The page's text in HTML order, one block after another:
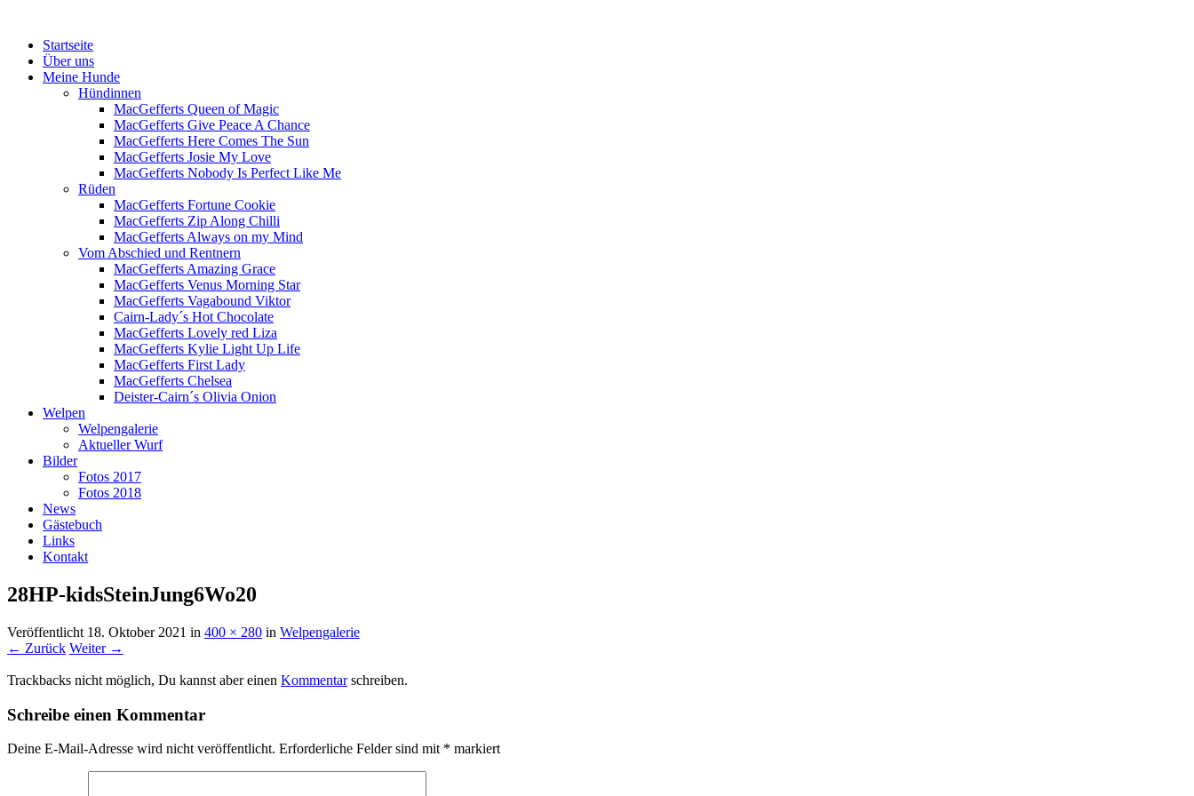
Menü
Zum
Inhalt
springen
Startseite
Über uns
Meine Hunde
Hündinnen
MacGefferts Queen of Magic
MacGefferts Give Peace A Chance
MacGefferts Here Comes The Sun
MacGefferts Josie My Love
MacGefferts Nobody Is Perfect Like Me
Rüden
MacGefferts Fortune Cookie
MacGefferts Zip Along Chilli
MacGefferts Always on my Mind
Vom Abschied und Rentnern
MacGefferts Amazing Grace
MacGefferts Venus Morning Star
MacGefferts Vagabound Viktor
Cairn-Lady´s Hot Chocolate
MacGefferts Lovely red Liza
MacGefferts Kylie Light Up Life
MacGefferts First Lady
MacGefferts Chelsea
Deister-Cairn´s Olivia Onion
Welpen
Welpengalerie
Aktueller Wurf
Bilder
Fotos 2017
Fotos 2018
News
Gästebuch
Links
Kontakt
28HP-kidsSteinJung6Wo20
Veröffentlicht 18. Oktober 2021 in 400 × 280 in Welpengalerie
← Zurück Weiter →
Trackbacks nicht möglich, Du kannst aber einen Kommentarschreiben.
Schreibe einen Kommentar
Deine E-Mail-Adresse wird nicht veröffentlicht. Erforderliche Felder sind mit * markiert